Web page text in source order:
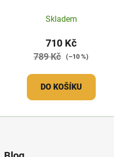
Skladem
710 Kč
789 Kč (–10 %)
DO KOŠÍKU